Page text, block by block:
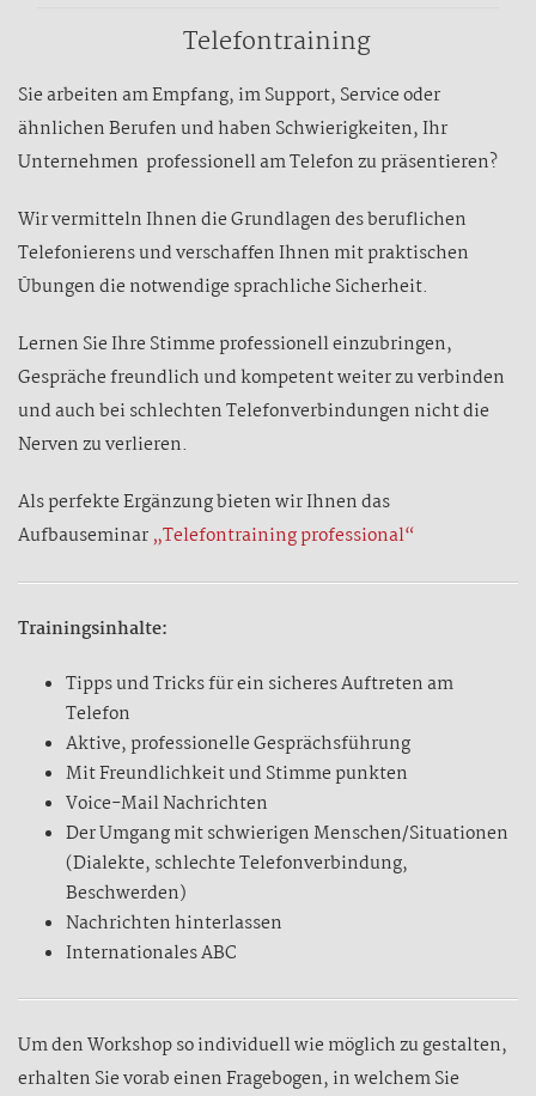
Telefontraining
Sie arbeiten am Empfang, im Support, Service oder
ähnlichen Berufen und haben Schwierigkeiten, Ihr
Unternehmen professionell am Telefon zu präsentieren?
Wir vermitteln Ihnen die Grundlagen des beruflichen
Telefonierens und verschaffen Ihnen mit praktischen
Übungen die notwendige sprachliche Sicherheit.
Lernen Sie Ihre Stimme professionell einzubringen,
Gespräche freundlich und kompetent weiter zu verbinden
und auch bei schlechten Telefonverbindungen nicht die
Nerven zu verlieren.
Als perfekte Ergänzung bieten wir Ihnen das
Aufbauseminar „Telefontraining professional“
Trainingsinhalte:
Tipps und Tricks für ein sicheres Auftreten am
Telefon
Aktive, professionelle Gesprächsführung
Mit Freundlichkeit und Stimme punkten
Voice-Mail Nachrichten
Der Umgang mit schwierigen Menschen/Situationen
(Dialekte, schlechte Telefonverbindung,
Beschwerden)
Nachrichten hinterlassen
Internationales ABC
Um den Workshop so individuell wie möglich zu gestalten,
erhalten Sie vorab einen Fragebogen, in welchem Sie